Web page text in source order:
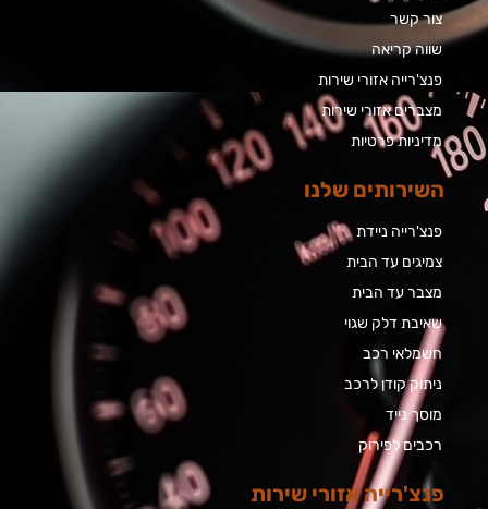
צור קשר
שווה קריאה
פנצ'רייה אזורי שירות
מצברים אזורי שירות
מדיניות פרטיות
השירותים שלנו
פנצ'רייה ניידת
צמיגים עד הבית
מצבר עד הבית​
שאיבת דלק שגוי
חשמלאי רכב
ניתוק קודן לרכב
מוסך נייד
רכבים לפירוק
פנצ'רייה אזורי שירות